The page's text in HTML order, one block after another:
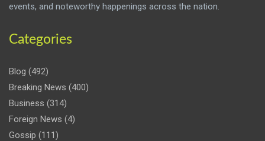
events, and noteworthy happenings across the nation.
Categories
Blog (492)
Breaking News (400)
Business (314)
Foreign News (4)
Gossip (111)